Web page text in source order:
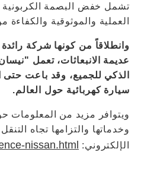
تشمل خفض البصمة الكربونية
العملية والموثوقية
وانطلاقاً من كونها شركة
عديمة الانبعاثات، تعمل
سيارة كهربائية حول العالم.
ويتوافر مزيد من المعلومات
وخدماتها والتزامها تجاه
الإلكتروني: nissan.html